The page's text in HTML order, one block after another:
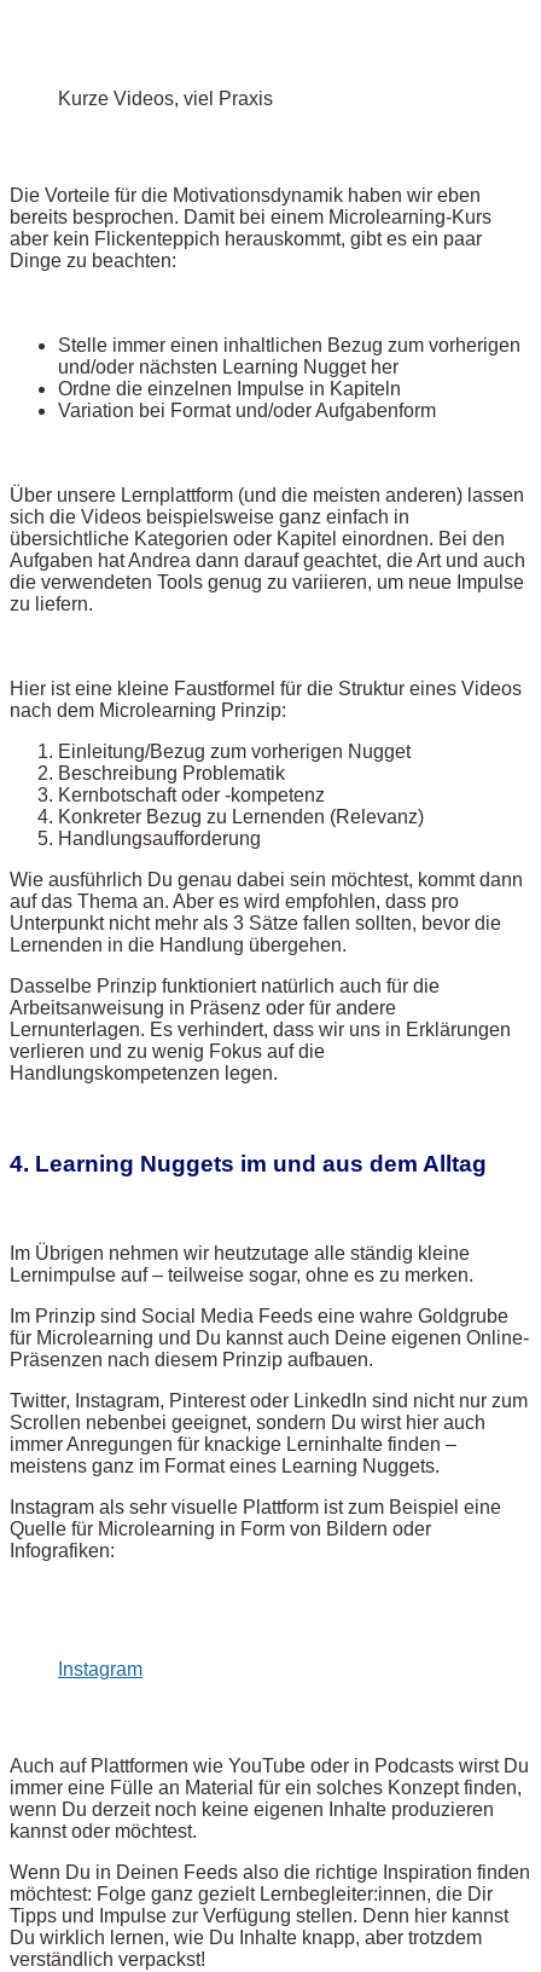
Kurze Videos, viel Praxis
Die Vorteile für die Motivationsdynamik haben wir eben
bereits besprochen. Damit bei einem Microlearning-Kurs
aber kein Flickenteppich herauskommt, gibt es ein paar
Dinge zu beachten:
Stelle immer einen inhaltlichen Bezug zum vorherigen
und/oder nächsten Learning Nugget her
Ordne die einzelnen Impulse in Kapiteln
Variation bei Format und/oder Aufgabenform
Über unsere Lernplattform (und die meisten anderen) lassen
sich die Videos beispielsweise ganz einfach in
übersichtliche Kategorien oder Kapitel einordnen. Bei den
Aufgaben hat Andrea dann darauf geachtet, die Art und auch
die verwendeten Tools genug zu variieren, um neue Impulse
zu liefern.
Hier ist eine kleine Faustformel für die Struktur eines Videos
nach dem Microlearning Prinzip:
Einleitung/Bezug zum vorherigen Nugget
Beschreibung Problematik
Kernbotschaft oder -kompetenz
Konkreter Bezug zu Lernenden (Relevanz)
Handlungsaufforderung
Wie ausführlich Du genau dabei sein möchtest, kommt dann
auf das Thema an. Aber es wird empfohlen, dass pro
Unterpunkt nicht mehr als 3 Sätze fallen sollten, bevor die
Lernenden in die Handlung übergehen.
Dasselbe Prinzip funktioniert natürlich auch für die
Arbeitsanweisung in Präsenz oder für andere
Lernunterlagen. Es verhindert, dass wir uns in Erklärungen
verlieren und zu wenig Fokus auf die
Handlungskompetenzen legen.
4. Learning Nuggets im und aus dem Alltag
Im Übrigen nehmen wir heutzutage alle ständig kleine
Lernimpulse auf – teilweise sogar, ohne es zu merken.
Im Prinzip sind Social Media Feeds eine wahre Goldgrube
für Microlearning und Du kannst auch Deine eigenen Online-
Präsenzen nach diesem Prinzip aufbauen.
Twitter, Instagram, Pinterest oder LinkedIn sind nicht nur zum
Scrollen nebenbei geeignet, sondern Du wirst hier auch
immer Anregungen für knackige Lerninhalte finden –
meistens ganz im Format eines Learning Nuggets.
Instagram als sehr visuelle Plattform ist zum Beispiel eine
Quelle für Microlearning in Form von Bildern oder
Infografiken:
Instagram
Auch auf Plattformen wie YouTube oder in Podcasts wirst Du
immer eine Fülle an Material für ein solches Konzept finden,
wenn Du derzeit noch keine eigenen Inhalte produzieren
kannst oder möchtest.
Wenn Du in Deinen Feeds also die richtige Inspiration finden
möchtest: Folge ganz gezielt Lernbegleiter:innen, die Dir
Tipps und Impulse zur Verfügung stellen. Denn hier kannst
Du wirklich lernen, wie Du Inhalte knapp, aber trotzdem
verständlich verpackst!